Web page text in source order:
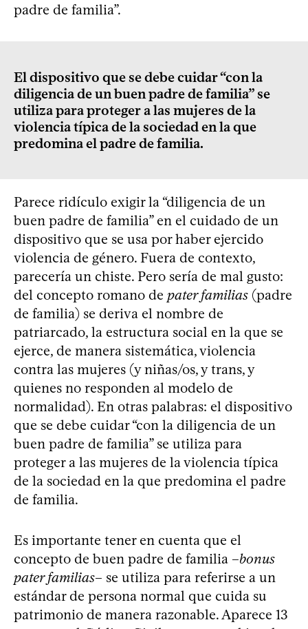
padre de familia”.
El dispositivo que se debe cuidar “con la
diligencia de un buen padre de familia” se
utiliza para proteger a las mujeres de la
violencia típica de la sociedad en la que
predomina el padre de familia.
Parece ridículo exigir la “diligencia de un
buen padre de familia” en el cuidado de un
dispositivo que se usa por haber ejercido
violencia de género. Fuera de contexto,
parecería un chiste. Pero sería de mal gusto:
del concepto romano de pater familias (padre
de familia) se deriva el nombre de
patriarcado, la estructura social en la que se
ejerce, de manera sistemática, violencia
contra las mujeres (y niñas/os, y trans, y
quienes no responden al modelo de
normalidad). En otras palabras: el dispositivo
que se debe cuidar “con la diligencia de un
buen padre de familia” se utiliza para
proteger a las mujeres de la violencia típica
de la sociedad en la que predomina el padre
de familia.
Es importante tener en cuenta que el
concepto de buen padre de familia –bonus
pater familias– se utiliza para referirse a un
estándar de persona normal que cuida su
patrimonio de manera razonable. Aparece 13